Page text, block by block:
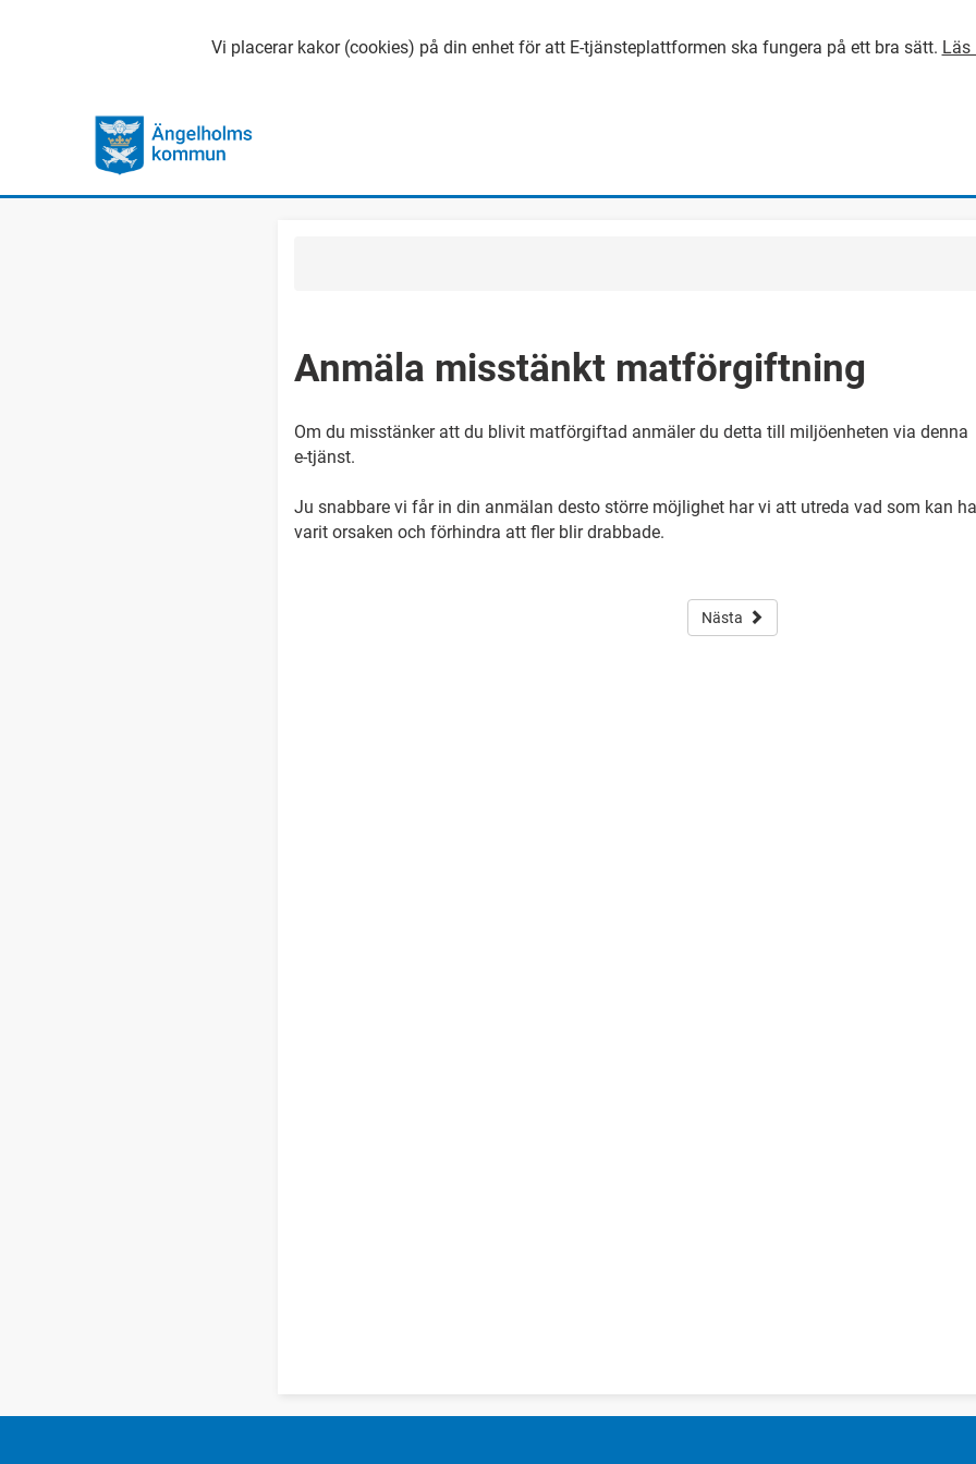
Vi placerar kakor (cookies) på din enhet för att E-tjänsteplattformen ska fungera på ett bra sätt. Läs
Anmäla misstänkt matförgiftning
Om du misstänker att du blivit matförgiftad anmäler du detta till miljöenheten via denna
e-tjänst.
Ju snabbare vi får in din anmälan desto större möjlighet har vi att utreda vad som kan ha
varit orsaken och förhindra att fler blir drabbade.
Nästa